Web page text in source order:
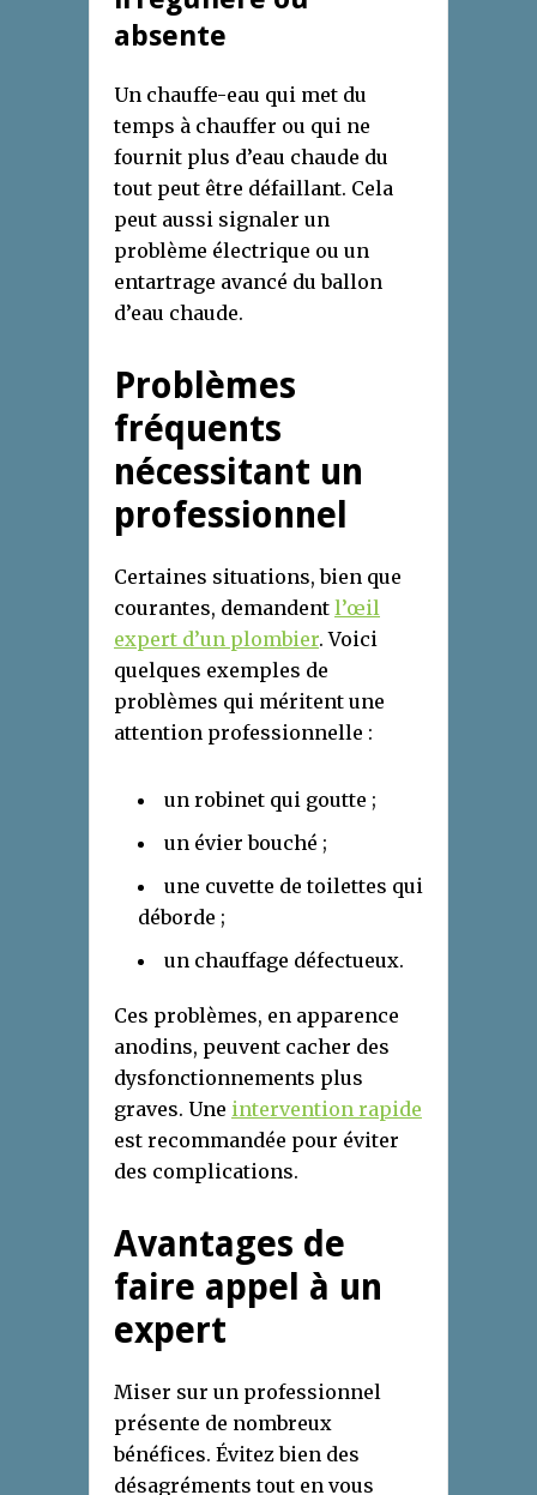
absente
Un chauffe-eau qui met du
temps à chauffer ou qui ne
fournit plus d’eau chaude du
tout peut être défaillant. Cela
peut aussi signaler un
problème électrique ou un
entartrage avancé du ballon
d’eau chaude.
Problèmes
fréquents
nécessitant un
professionnel
Certaines situations, bien que
courantes, demandent l’œil
expert d’un plombier. Voici
quelques exemples de
problèmes qui méritent une
attention professionnelle :
un robinet qui goutte ;
un évier bouché ;
une cuvette de toilettes qui
déborde ;
un chauffage défectueux.
Ces problèmes, en apparence
anodins, peuvent cacher des
dysfonctionnements plus
graves. Une intervention rapide
est recommandée pour éviter
des complications.
Avantages de
faire appel à un
expert
Miser sur un professionnel
présente de nombreux
bénéfices. Évitez bien des
désagréments tout en vous